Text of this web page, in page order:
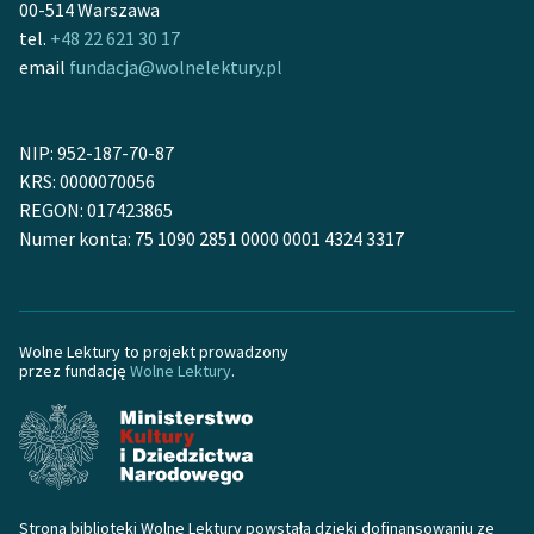
Kara (6)
Wina (6)
Chciwość (6)
Polowanie (6)
Zazdrość (5)
Oświadczyny (5)
Nienawiść (5)
Sąd (5)
Muzyka (5)
Konflikt wewnętrzny (5)
Głód (5)
Mieszczanin (4)
Pogarda (4)
Dama (4)
00-514 Warszawa
tel. +48 22 621 30 17
email fundacja@wolnelektury.pl
NIP: 952-187-70-87
KRS: 0000070056
REGON: 017423865
Numer konta: 75 1090 2851 0000 0001 4324 3317
Wolne Lektury to projekt prowadzony
przez fundację Wolne Lektury.
Strona biblioteki Wolne Lektury powstała dzięki dofinansowaniu ze